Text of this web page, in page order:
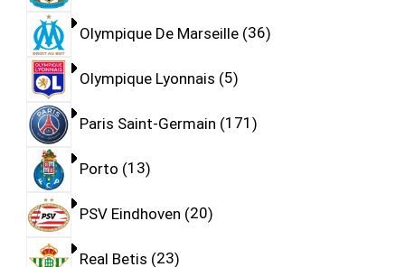
Olympique De Marseille 36
Olympique Lyonnais 5
Paris Saint-Germain 171
Porto 13
PSV Eindhoven 20
Real Betis 23